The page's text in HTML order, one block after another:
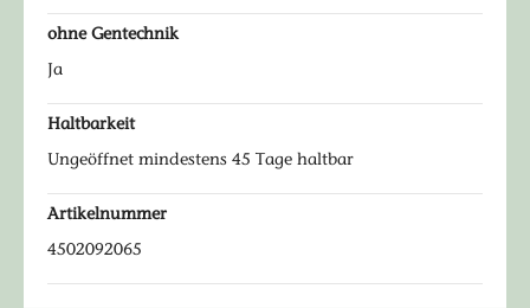
ohne Gentechnik
Ja
Haltbarkeit
Ungeöffnet mindestens 45 Tage haltbar
Artikelnummer
4502092065